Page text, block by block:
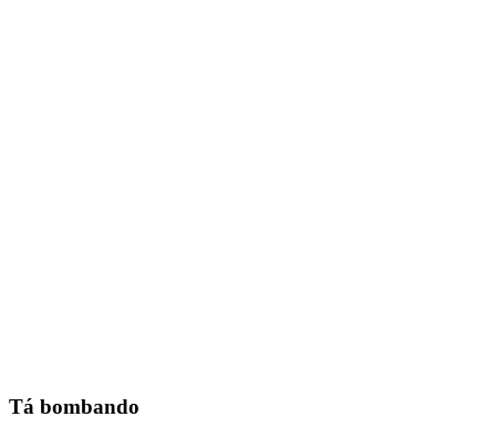
Tá bombando